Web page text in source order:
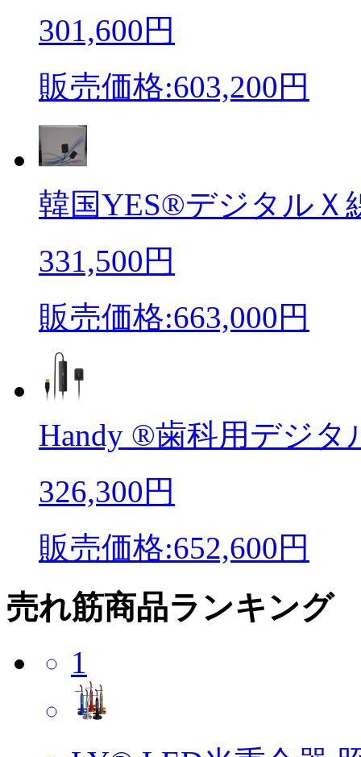
301,600円
販売価格:603,200円
韓国YES®デジタルＸ
331,500円
販売価格:663,000円
Handy ®歯科用デジタ
326,300円
販売価格:652,600円
売れ筋商品ランキング
1